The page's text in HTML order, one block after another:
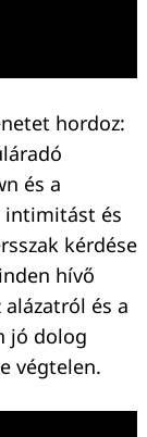
hordoz:
és a
intimitást és
kérdése
hívő
alázatról és a
jó dolog
végtelen.